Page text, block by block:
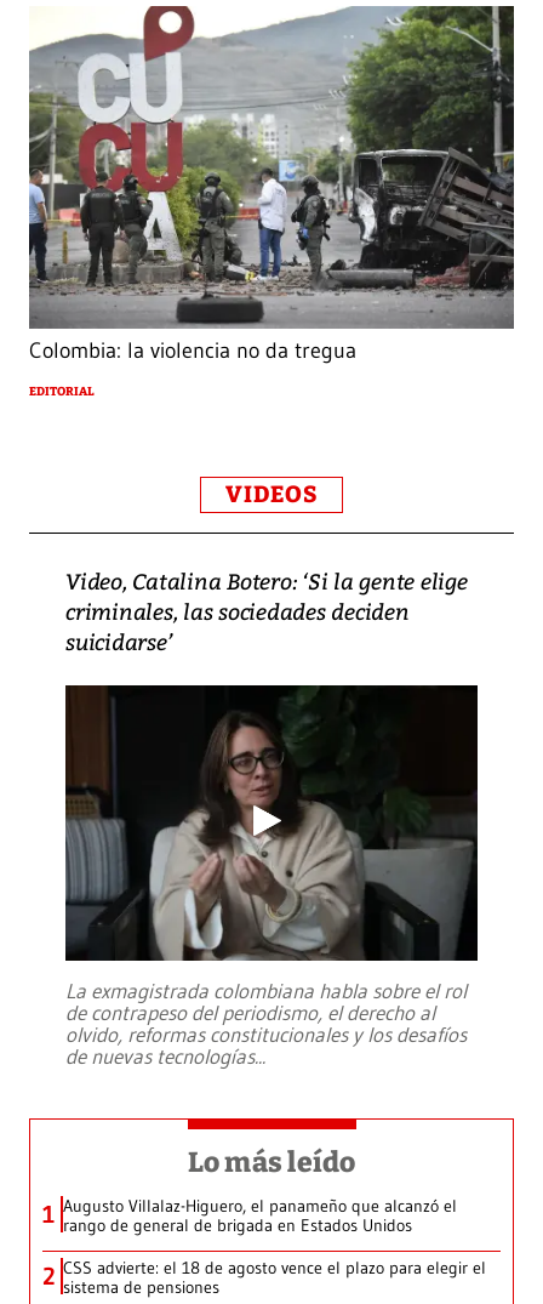
Colombia: la violencia no da tregua
EDITORIAL
VIDEOS
Video, Catalina Botero: ‘Si la gente elige
criminales, las sociedades deciden
suicidarse’
La exmagistrada colombiana habla sobre el rol
de contrapeso del periodismo, el derecho al
olvido, reformas constitucionales y los desafíos
de nuevas tecnologías...
Lo más leído
1 Augusto Villalaz-Higuero, el panameño que alcanzó el
rango de general de brigada en Estados Unidos
2 CSS advierte: el 18 de agosto vence el plazo para elegir el
sistema de pensiones